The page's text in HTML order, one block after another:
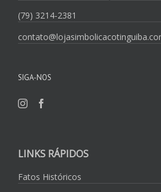
(79) 3214-2381
SIGA-NOS
LINKS RÁPIDOS
Fatos Históricos